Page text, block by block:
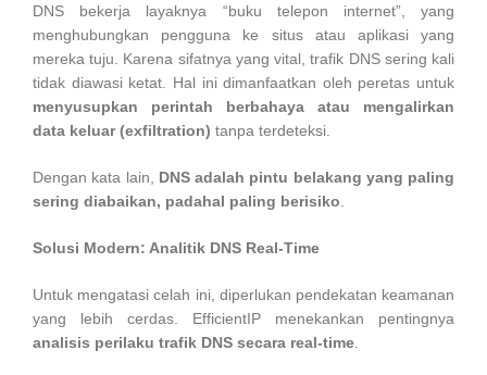
DNS bekerja layaknya “buku telepon internet”, yang
menghubungkan pengguna ke situs atau aplikasi yang
mereka tuju. Karena sifatnya yang vital, trafik DNS sering kali
tidak diawasi ketat. Hal ini dimanfaatkan oleh peretas untuk
menyusupkan perintah berbahaya atau mengalirkan
data keluar (exfiltration) tanpa terdeteksi.
Dengan kata lain, DNS adalah pintu belakang yang paling
sering diabaikan, padahal paling berisiko
Solusi Modern: Analitik DNS Real-Time
Untuk mengatasi celah ini, diperlukan pendekatan keamanan
yang lebih cerdas. EfficientIP menekankan pentingnya
analisis perilaku trafik DNS secara real-time